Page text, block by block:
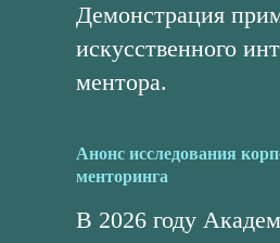
Демонстрация
искусственного
ментора.
Анонс исследования
менторинга
В 2026 году